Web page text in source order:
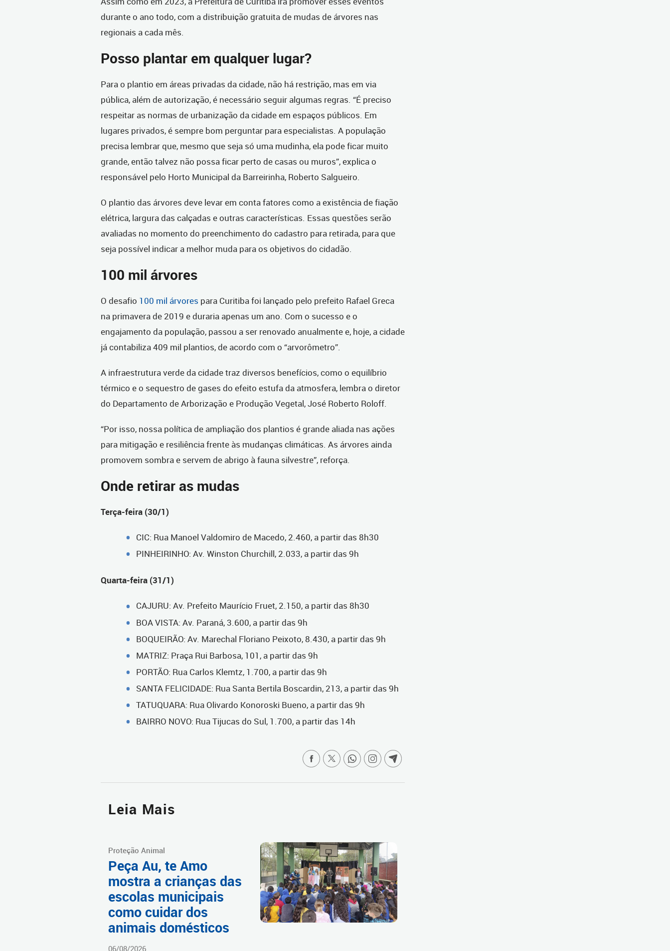
durante o ano todo, com a distribuição gratuita de mudas de árvores nas
regionais a cada mês.
Posso plantar em qualquer lugar?
Para o plantio em áreas privadas da cidade, não há restrição, mas em via
pública, além de autorização, é necessário seguir algumas regras. “É preciso
respeitar as normas de urbanização da cidade em espaços públicos. Em
lugares privados, é sempre bom perguntar para especialistas. A população
precisa lembrar que, mesmo que seja só uma mudinha, ela pode ficar muito
grande, então talvez não possa ficar perto de casas ou muros”, explica o
responsável pelo Horto Municipal da Barreirinha, Roberto Salgueiro.
O plantio das árvores deve levar em conta fatores como a existência de fiação
elétrica, largura das calçadas e outras características. Essas questões serão
avaliadas no momento do preenchimento do cadastro para retirada, para que
seja possível indicar a melhor muda para os objetivos do cidadão.
100 mil árvores
O desafio 100 mil árvores para Curitiba foi lançado pelo prefeito Rafael Greca
na primavera de 2019 e duraria apenas um ano. Com o sucesso e o
engajamento da população, passou a ser renovado anualmente e, hoje, a cidade
já contabiliza 409 mil plantios, de acordo com o “arvorômetro”.
A infraestrutura verde da cidade traz diversos benefícios, como o equilíbrio
térmico e o sequestro de gases do efeito estufa da atmosfera, lembra o diretor
do Departamento de Arborização e Produção Vegetal, José Roberto Roloff.
“Por isso, nossa política de ampliação dos plantios é grande aliada nas ações
para mitigação e resiliência frente às mudanças climáticas. As árvores ainda
promovem sombra e servem de abrigo à fauna silvestre”, reforça.
Onde retirar as mudas
Terça-feira (30/1)
CIC: Rua Manoel Valdomiro de Macedo, 2.460, a partir das 8h30
PINHEIRINHO: Av. Winston Churchill, 2.033, a partir das 9h
Quarta-feira (31/1)
CAJURU: Av. Prefeito Maurício Fruet, 2.150, a partir das 8h30
BOA VISTA: Av. Paraná, 3.600, a partir das 9h
BOQUEIRÃO: Av. Marechal Floriano Peixoto, 8.430, a partir das 9h
MATRIZ: Praça Rui Barbosa, 101, a partir das 9h
PORTÃO: Rua Carlos Klemtz, 1.700, a partir das 9h
SANTA FELICIDADE: Rua Santa Bertila Boscardin, 213, a partir das 9h
TATUQUARA: Rua Olivardo Konoroski Bueno, a partir das 9h
BAIRRO NOVO: Rua Tijucas do Sul, 1.700, a partir das 14h
Leia Mais
Proteção Animal
Peça Au, te Amo
mostra a crianças das
escolas municipais
como cuidar dos
animais domésticos
06/08/2026